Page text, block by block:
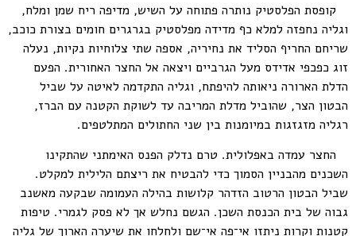
קופסת הפלסטיק נותרה פתוחה על השיש, מדיפה ריח שמן ומלח,
וגליה נחפזה למלא כף מדידה מפלסטיק בגרגרים חומים בצורת כוכב,
שריחם החריף הסליד את נחיריה, אספה שתי צלוחיות נקיות, נעלה
זוג כפכפי אדידס מעל הגרביים ויצאה אל החצר האחורית. הפעם
הדלת הארורה ניאותה להיפתח, וגליה התקדמה לאיטה על שביל
הבטון הצר, שהוביל מדלת המריבה עד לשוקת הקטנה עם הברז,
רגליה מזגזגות במיומנות בין שני החתולים המתלטפים.
החצר עמדה באפלולית. טרם נדלק הפנס האימתני שהתקינו
השכנים מהבניין הסמוך כדי להבטיח את ריצתם הלילית למקלט.
שביל הבטון הרטוב הזדהר קלושות בהילה העמומה שבקעה מאשנב
גבוה של בית הכנסת השכן. הגשם נחלש אך לא פסק לגמרי. טיפות
קטנות וקרות ניתזו אי־פה אי־שם ולחלחו את שיערה הארוך של גליה